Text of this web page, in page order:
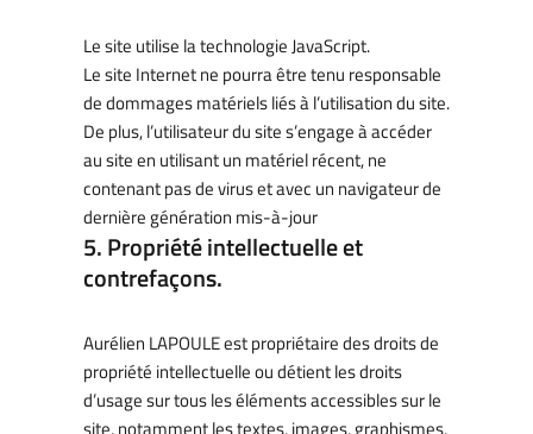
Le site utilise la technologie JavaScript.
Le site Internet ne pourra être tenu responsable
de dommages matériels liés à l’utilisation du site.
De plus, l’utilisateur du site s’engage à accéder
au site en utilisant un matériel récent, ne
contenant pas de virus et avec un navigateur de
dernière génération mis-à-jour
5. Propriété intellectuelle et
contrefaçons.
Aurélien LAPOULE est propriétaire des droits de
propriété intellectuelle ou détient les droits
d’usage sur tous les éléments accessibles sur le
site, notamment les textes, images, graphismes,